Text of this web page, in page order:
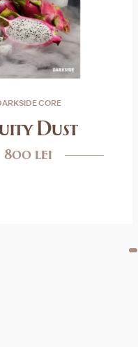
CORE
Dust
800 lei